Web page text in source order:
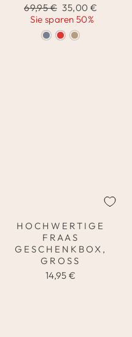
Normaler
Preis
69,95 € Sonderpreis
35,00 €
Sie sparen 50%
HOCHWERTIGE
FRAAS
GESCHENKBOX,
GROSS
14,95 €